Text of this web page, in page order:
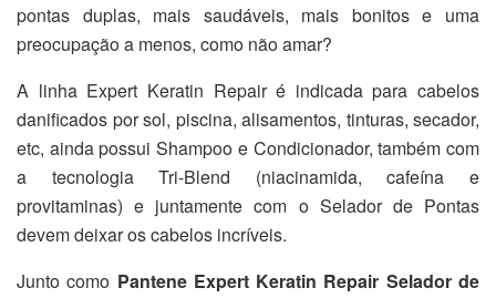
pontas duplas, mais saudáveis, mais bonitos e uma
preocupação a menos, como não amar?
A linha Expert Keratin Repair é indicada para cabelos
danificados por sol, piscina, alisamentos, tinturas, secador,
etc, ainda possui Shampoo e Condicionador, também com
a tecnologia Tri-Blend (niacinamida, cafeína e
provitaminas) e juntamente com o Selador de Pontas
devem deixar os cabelos incríveis.
Junto como Pantene Expert Keratin Repair Selador de